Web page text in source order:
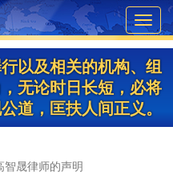
以及相关的机构、组
无论时日长短，必将
道，匡扶人间正义。
晟律师的声明